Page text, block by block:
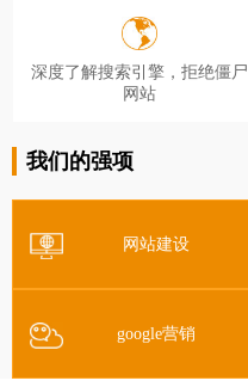
深度了解搜索引擎，拒绝僵尸
网站
我们的强项
网站建设
google营销